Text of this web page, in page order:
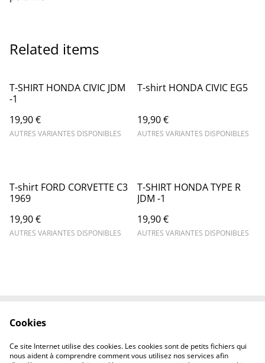
Related items
T-SHIRT HONDA CIVIC JDM
-1
19,90 €
AUTRES VARIANTES DISPONIBLES
T-shirt HONDA CIVIC EG5
19,90 €
AUTRES VARIANTES DISPONIBLES
T-shirt FORD CORVETTE C3
1969
19,90 €
AUTRES VARIANTES DISPONIBLES
T-SHIRT HONDA TYPE R
JDM -1
19,90 €
AUTRES VARIANTES DISPONIBLES
Politique de
confidentialité
Politique des cookies
Cookies
Ce site Internet utilise des cookies. Les cookies sont de petits fichiers qui
nous aident à comprendre comment vous utilisez nos services afin